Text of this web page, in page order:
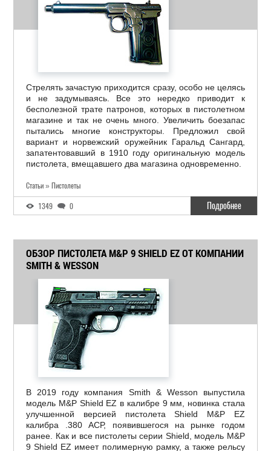
Стрелять зачастую приходится сразу, особо не целясь
и не задумываясь. Все это нередко приводит к
бесполезной трате патронов, которых в пистолетном
магазине и так не очень много. Увеличить боезапас
пытались многие конструкторы. Предложил свой
вариант и норвежский оружейник Гаральд Сангард,
запатентовавший в 1910 году оригинальную модель
пистолета, вмещавшего два магазина одновременно.
Статьи » Пистолеты
1349 0 Подробнее
ОБЗОР ПИСТОЛЕТА M&P 9 SHIELD EZ ОТ КОМПАНИИ
SMITH & WESSON
В 2019 году компания Smith & Wesson выпустила
модель M&P Shield EZ в калибре 9 мм, новинка стала
улучшенной версией пистолета Shield M&P EZ
калибра .380 АСР, появившегося на рынке годом
ранее. Как и все пистолеты серии Shield, модель M&P
9 Shield EZ имеет полимерную рамку, а также рельсу